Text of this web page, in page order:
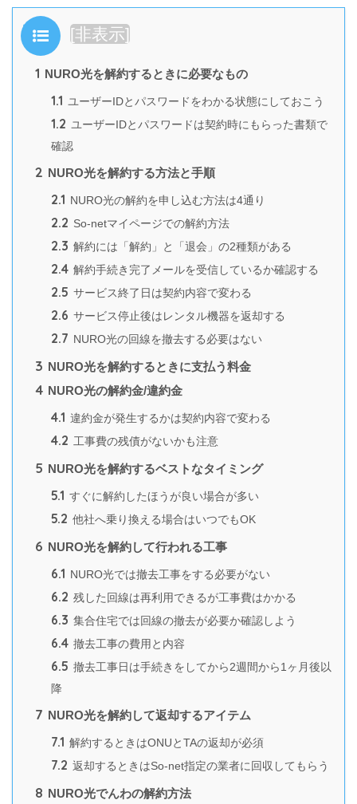
目次 [非表示]
1 NURO光を解約するときに必要なもの
1.1 ユーザーIDとパスワードをわかる状態にしておこう
1.2 ユーザーIDとパスワードは契約時にもらった書類で
確認
2 NURO光を解約する方法と手順
2.1 NURO光の解約を申し込む方法は4通り
2.2 So-netマイページでの解約方法
2.3 解約には「解約」と「退会」の2種類がある
2.4 解約手続き完了メールを受信しているか確認する
2.5 サービス終了日は契約内容で変わる
2.6 サービス停止後はレンタル機器を返却する
2.7 NURO光の回線を撤去する必要はない
3 NURO光を解約するときに支払う料金
4 NURO光の解約金/違約金
4.1 違約金が発生するかは契約内容で変わる
4.2 工事費の残債がないかも注意
5 NURO光を解約するベストなタイミング
5.1 すぐに解約したほうが良い場合が多い
5.2 他社へ乗り換える場合はいつでもOK
6 NURO光を解約して行われる工事
6.1 NURO光では撤去工事をする必要がない
6.2 残した回線は再利用できるが工事費はかかる
6.3 集合住宅では回線の撤去が必要か確認しよう
6.4 撤去工事の費用と内容
6.5 撤去工事日は手続きをしてから2週間から1ヶ月後以
降
7 NURO光を解約して返却するアイテム
7.1 解約するときはONUとTAの返却が必須
7.2 返却するときはSo-net指定の業者に回収してもらう
8 NURO光でんわの解約方法